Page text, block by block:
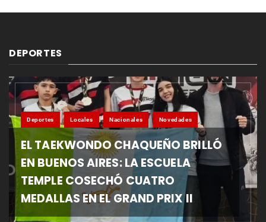
DEPORTES
Deportes Locales Nacionales Novedades
EL TAEKWONDO CHAQUEÑO BRILLÓ
EN BUENOS AIRES: LA ESCUELA
TEMPLE COSECHÓ CUATRO
MEDALLAS EN EL GRAND PRIX II